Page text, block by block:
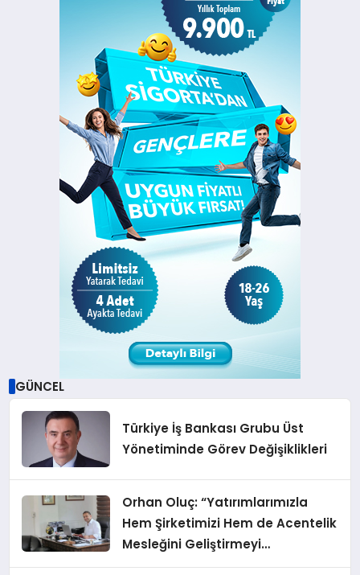
GÜNCEL
Türkiye İş Bankası Grubu Üst
Yönetiminde Görev Değişiklikleri
Orhan Oluç: “Yatırımlarımızla
Hem Şirketimizi Hem de Acentelik
Mesleğini Geliştirmeyi
Hedefliyoruz”